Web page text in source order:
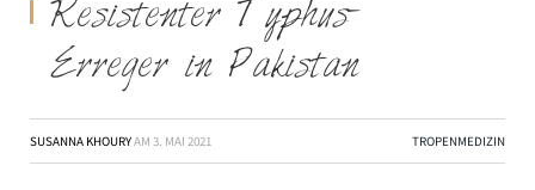
Resistenter Typhus-
Erreger in Pakistan
SUSANNA KHOURYAM 3. MAI 2021 TROPENMEDIZIN